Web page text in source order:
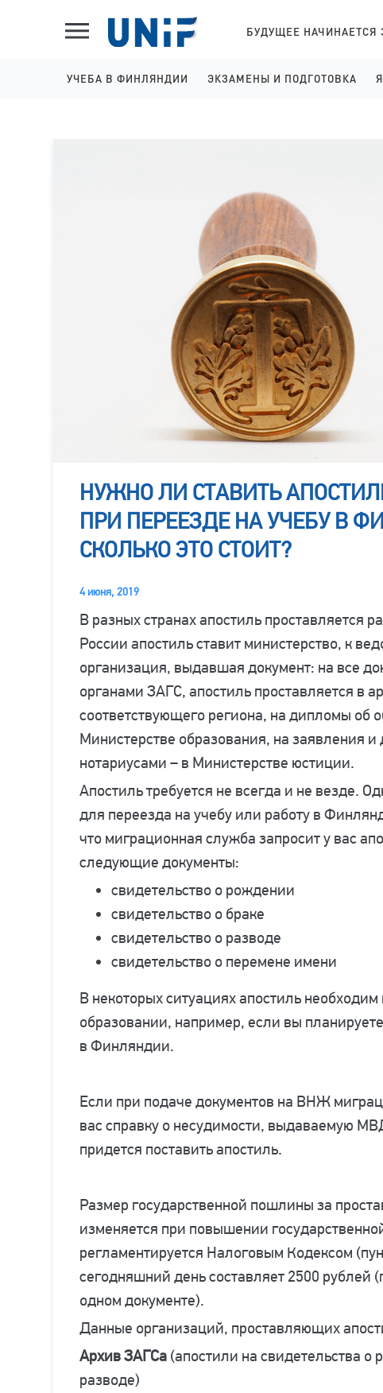
БУДУЩЕЕ НАЧИНАЕТСЯ
УЧЕБА В ФИНЛЯНДИИ ЭКЗАМЕНЫ И ПОДГОТОВКА
НУЖНО ЛИ СТАВИТЬ
ПРИ ПЕРЕЕЗДЕ НА УЧЕБУ В
СКОЛЬКО ЭТО СТОИТ?
4 июня, 2019
В разных странах апостиль проставляется
России апостиль ставит министерство, к
организация, выдавшая документ: на все
органами ЗАГС, апостиль проставляется в
соответствующего региона, на дипломы об
Министерстве образования, на заявления
нотариусами – в Министерстве юстиции.
Апостиль требуется не всегда и не везде.
для переезда на учебу или работу в
что миграционная служба запросит у вас
следующие документы:
свидетельство о рождении
свидетельство о браке
свидетельство о разводе
свидетельство о перемене имени
В некоторых ситуациях апостиль
образовании, например, если вы
в Финляндии.
Если при подаче документов на ВНЖ
вас справку о несудимости, выдаваемую
придется поставить апостиль.
Размер государственной пошлины за
изменяется при повышении
регламентируется Налоговым Кодексом
сегодняшний день составляет 2500 рублей
одном документе).
Данные организаций, проставляющих
Архив ЗАГСа (апостили на свидетельства
разводе)